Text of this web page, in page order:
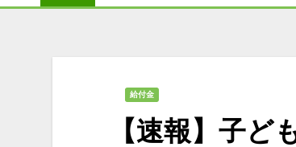
給付金
【速報】子ど